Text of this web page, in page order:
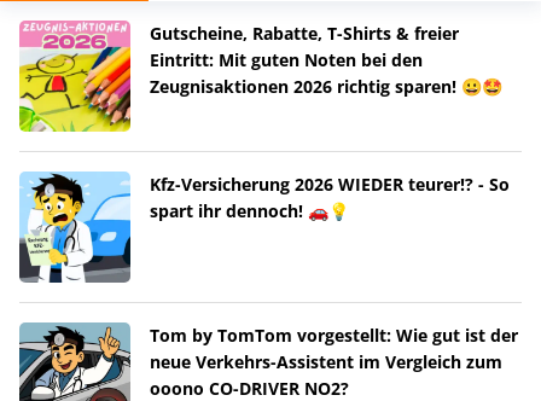
Gutscheine, Rabatte, T-Shirts & freier
Eintritt: Mit guten Noten bei den
Zeugnisaktionen 2026 richtig sparen! 😀🤩
Kfz-Versicherung 2026 WIEDER teurer!? - So
spart ihr dennoch! 🚗💡
Tom by TomTom vorgestellt: Wie gut ist der
neue Verkehrs-Assistent im Vergleich zum
ooono CO-DRIVER NO2?